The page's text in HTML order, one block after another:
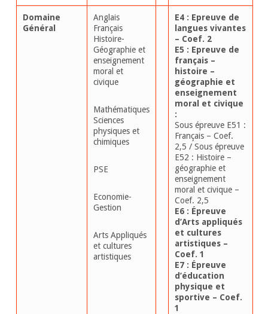
Domaine
Général
Anglais
Français
Histoire-
Géographie et
enseignement
moral et
civique
Mathématiques
Sciences
physiques et
chimiques
PSE
Economie-
Gestion
Arts Appliqués
et cultures
artistiques
E4 : Epreuve de
langues vivantes
– Coef. 2
E5 : Epreuve de
français –
histoire –
géographie et
enseignement
moral et civique
:
Sous épreuve E51 :
Français – Coef.
2,5 / Sous épreuve
E52 : Histoire –
géographie et
enseignement
moral et civique –
Coef. 2,5
E6 : Épreuve
d’Arts appliqués
et cultures
artistiques –
Coef. 1
E7 : Épreuve
d’éducation
physique et
sportive – Coef.
1